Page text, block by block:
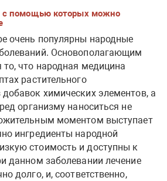
с помощью которых можно
очень популярны народные
Основополагающим
что народная медицина
растительного
химических элементов, а
организму наноситься не
моментом выступает
ингредиенты народной
стоимость и доступны к
данном заболевании лечение
долго, и, соответственно,